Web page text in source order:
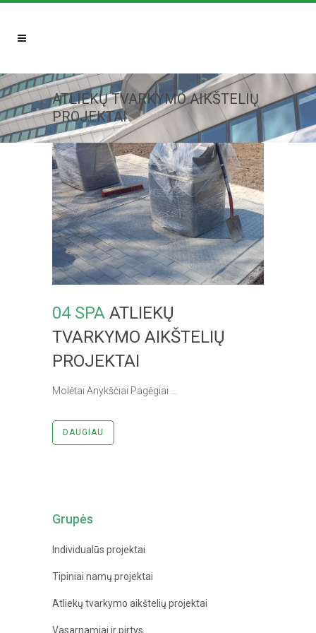
ATLIEKŲ TVARKYMO AIKŠTELIŲ
PROJEKTAI
04 SPA ATLIEKŲ
TVARKYMO AIKŠTELIŲ
PROJEKTAI
Molėtai Anykščiai Pagėgiai ...
DAUGIAU
Grupės
Individualūs projektai
Tipiniai namų projektai
Atliekų tvarkymo aikštelių projektai
Vasarnamiai ir pirtys